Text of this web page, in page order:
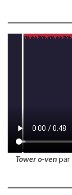
Tower o-ven par